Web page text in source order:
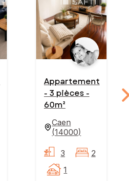
Appartement
- 3 pièces -
60m²
Caen
(14000)
3
2
1